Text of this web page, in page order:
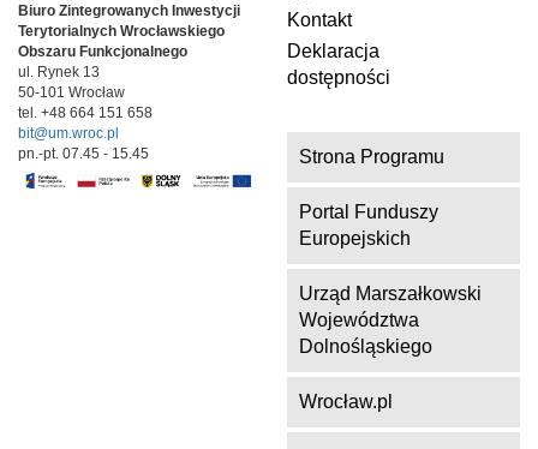
Biuro Zintegrowanych Inwestycji
Terytorialnych Wrocławskiego
Obszaru Funkcjonalnego
ul. Rynek 13
50-101 Wrocław
tel. +48 664 151 658
bit@um.wroc.pl
pn.-pt. 07.45 - 15.45
Kontakt
Deklaracja
dostępności
Strona Programu
Portal Funduszy
Europejskich
Urząd Marszałkowski
Województwa
Dolnośląskiego
Wrocław.pl